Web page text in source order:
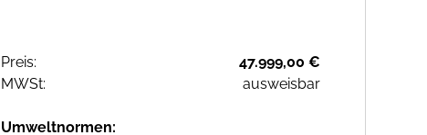
Preis:
47.999,00 €
MWSt:
ausweisbar
Umweltnormen: